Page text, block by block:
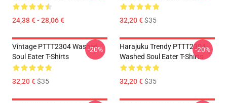
24,38 € - 28,06 € 32,20 €$35
Vintage PTTT2304 Washed
Soul Eater T-Shirts
32,20 €$35
-20%
Harajuku Trendy PTTT2304
Washed Soul Eater T-Shirts
32,20 €$35
-20%